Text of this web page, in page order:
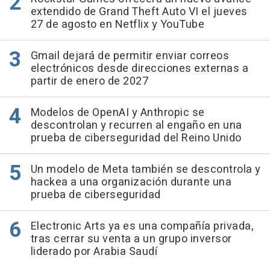
extendido de Grand Theft Auto VI el jueves
27 de agosto en Netflix y YouTube
Gmail dejará de permitir enviar correos
electrónicos desde direcciones externas a
partir de enero de 2027
Modelos de OpenAI y Anthropic se
descontrolan y recurren al engaño en una
prueba de ciberseguridad del Reino Unido
Un modelo de Meta también se descontrola y
hackea a una organización durante una
prueba de ciberseguridad
Electronic Arts ya es una compañía privada,
tras cerrar su venta a un grupo inversor
liderado por Arabia Saudí